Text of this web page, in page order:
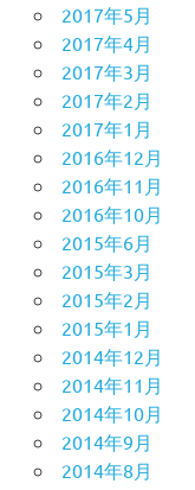
2017年5月
2017年4月
2017年3月
2017年2月
2017年1月
2016年12月
2016年11月
2016年10月
2015年6月
2015年3月
2015年2月
2015年1月
2014年12月
2014年11月
2014年10月
2014年9月
2014年8月